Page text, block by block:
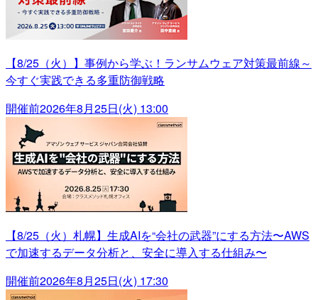
【8/25（火）】事例から学ぶ！ランサムウェア対策最前線～
今すぐ実践できる多重防御戦略
開催前2026年8月25日(火) 13:00
【8/25（火）札幌】生成AIを“会社の武器”にする方法〜AWS
で加速するデータ分析と、安全に導入する仕組み〜
開催前2026年8月25日(火) 17:30